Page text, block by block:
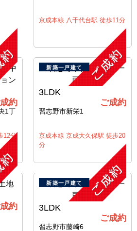
京成本線 八千代台駅 徒歩11分
約
1丁
12分
新築一戸建て
3LDK
ご成約
習志野市新栄1
京成本線 京成大久保駅 徒歩20
分
約
新築一戸建て
3LDK
ご成約
習志野市藤崎6